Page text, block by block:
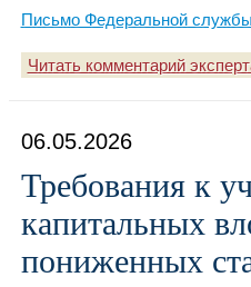
Письмо Федеральной
Читать комментарий
06.05.2026
Требования к
капитальных
пониженных